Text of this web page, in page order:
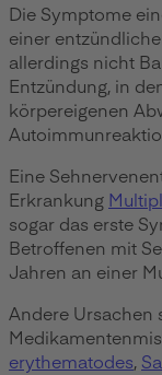
Die Symptome
einer
allerdings nicht
Entzündung, in
körpereigenen
Eine
Erkrankung
sogar das erste
Betroffenen mit
Jahren an einer
Andere Ursachen
erythematodes,